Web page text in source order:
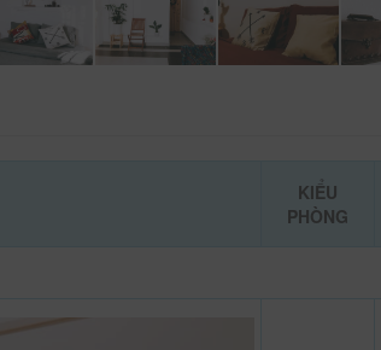
KIỂU
PHÒNG